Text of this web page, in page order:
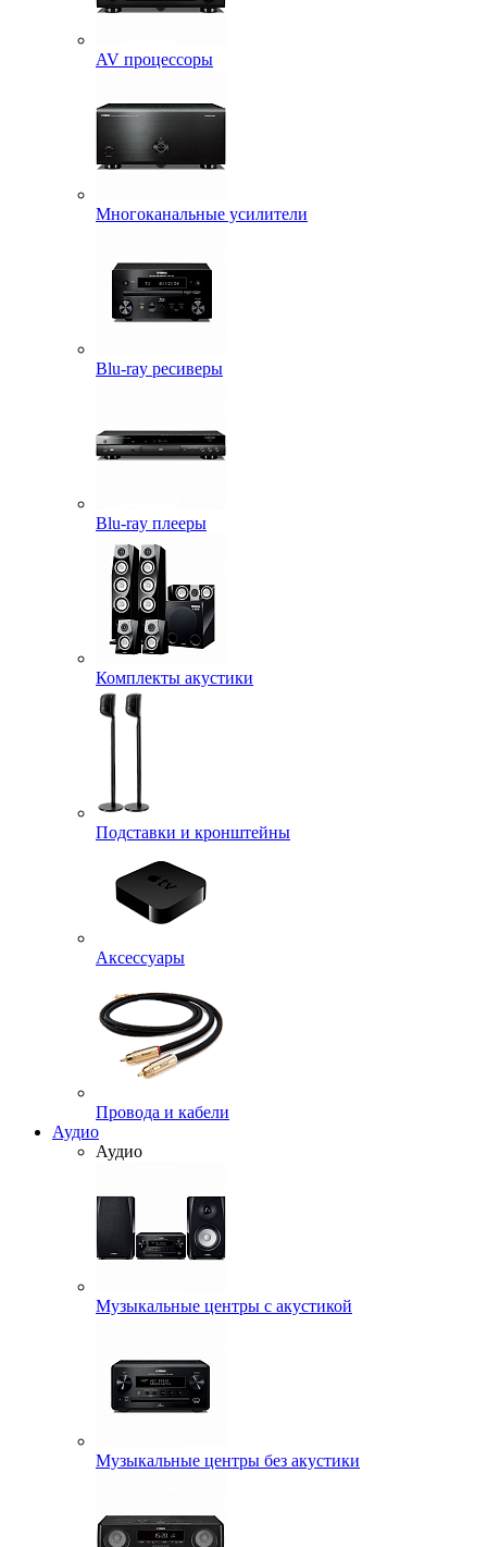
AV процессоры
Многоканальные усилители
Blu-ray ресиверы
Blu-ray плееры
Комплекты акустики
Подставки и кронштейны
Аксессуары
Провода и кабели
Аудио
Аудио
Музыкальные центры с акустикой
Музыкальные центры без акустики